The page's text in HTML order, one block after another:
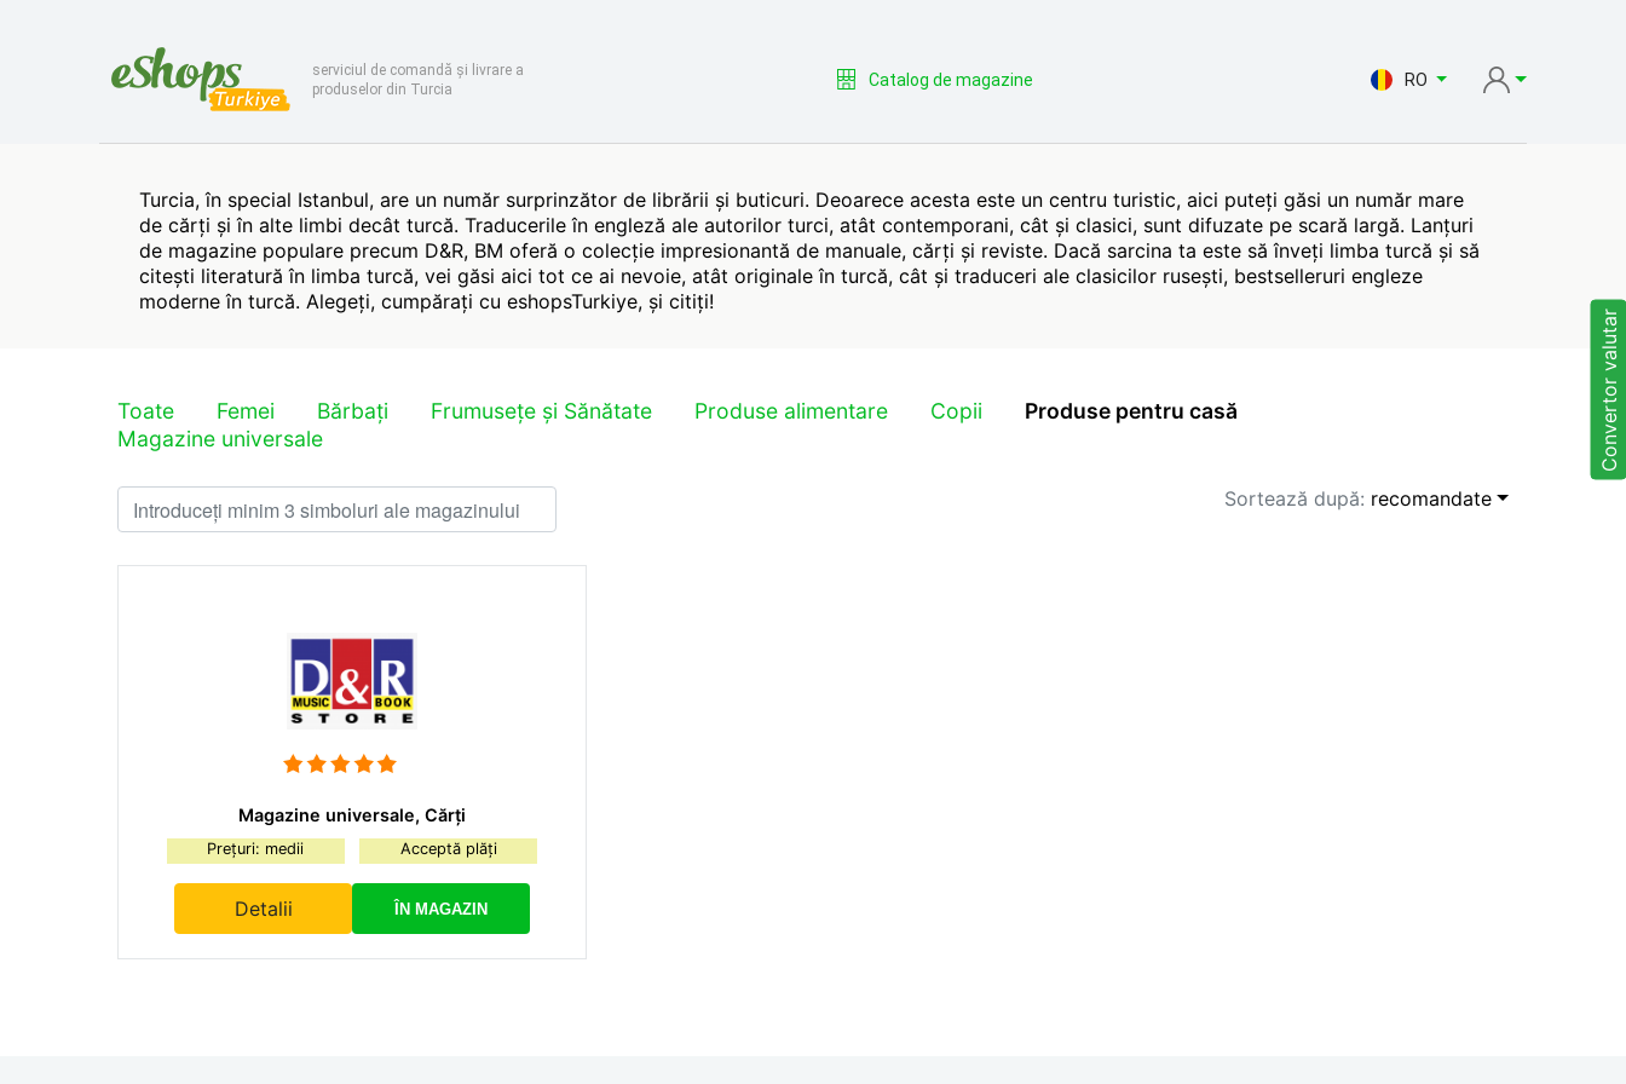
serviciul de comandă și livrare a
produselor din Turcia
Catalog de magazine RO
Turcia, în special Istanbul, are un număr surprinzător de librării și buticuri. Deoarece acesta este un centru turistic, aici puteți găsi un număr mare
de cărți și în alte limbi decât turcă. Traducerile în engleză ale autorilor turci, atât contemporani, cât și clasici, sunt difuzate pe scară largă. Lanțuri
de magazine populare precum D&R, BM oferă o colecție impresionantă de manuale, cărți și reviste. Dacă sarcina ta este să înveți limba turcă și să
citești literatură în limba turcă, vei găsi aici tot ce ai nevoie, atât originale în turcă, cât și traduceri ale clasicilor rusești, bestselleruri engleze
moderne în turcă. Alegeți, cumpărați cu eshopsTurkiye, și citiți!
Toate Femei Bărbați Frumusețe și Sănătate Produse alimentare Copii
Produse pentru casă
Magazine universale
Sortează după: recomandate
Magazine universale, Cărți
Prețuri: medii Acceptă plăți
Detalii ÎN MAGAZIN
Convertor valutar